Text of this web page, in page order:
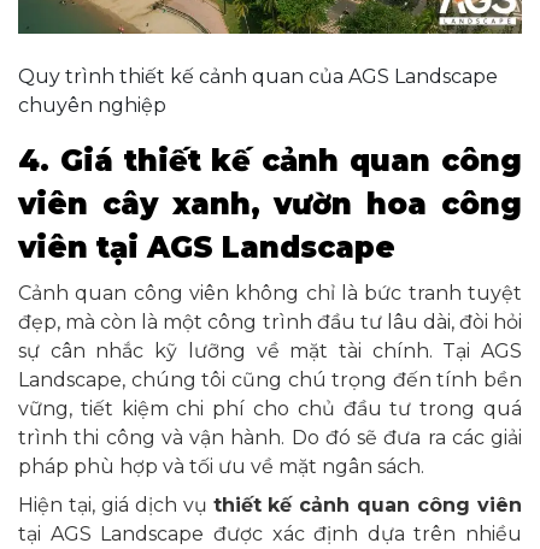
Quy trình thiết kế cảnh quan của AGS Landscape
chuyên nghiệp
4. Giá thiết kế cảnh quan công
viên cây xanh, vườn hoa công
viên tại AGS Landscape
Cảnh quan công viên không chỉ là bức tranh tuyệt
đẹp, mà còn là một công trình đầu tư lâu dài, đòi hỏi
sự cân nhắc kỹ lưỡng về mặt tài chính. Tại AGS
Landscape, chúng tôi cũng chú trọng đến tính bền
vững, tiết kiệm chi phí cho chủ đầu tư trong quá
trình thi công và vận hành. Do đó sẽ đưa ra các giải
pháp phù hợp và tối ưu về mặt ngân sách.
Hiện tại, giá dịch vụ thiết kế cảnh quan công viên
tại AGS Landscape được xác định dựa trên nhiều